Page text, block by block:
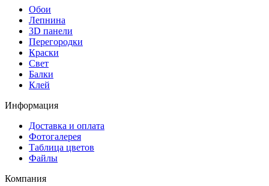
Обои
Лепнина
3D панели
Перегородки
Краски
Свет
Балки
Клей
Информация
Доставка и оплата
Фотогалерея
Таблица цветов
Файлы
Компания